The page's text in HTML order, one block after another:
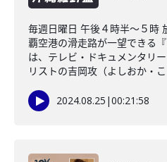
毎週日曜日 午後４時半～５時
覇空港の滑走路が一望できる
は、テレビ・ドキュメンタリ
リストの吉岡攻（よしおか・
2024.08.25 |00:21:58